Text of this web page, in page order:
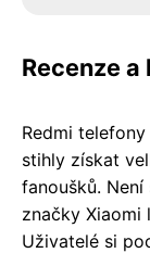
Recenze
Redmi
stihly získat
fanoušků.
značky Xiaomi
Uživatelé si